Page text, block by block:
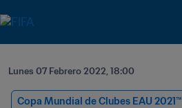
Lunes 07 Febrero 2022, 18:00
Copa Mundial de Clubes EAU 2021™